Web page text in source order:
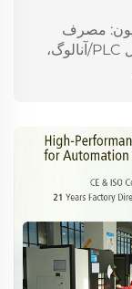
مصرف
توان پایین و سازگاری با سیستم‌های کنترل PLC/آنالوگ،